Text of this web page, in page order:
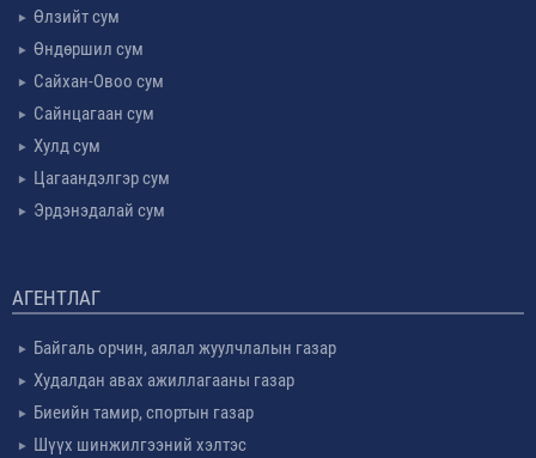
Өлзийт сум
Өндөршил сум
Сайхан-Овоо сум
Сайнцагаан сум
Хулд сум
Цагаандэлгэр сум
Эрдэнэдалай сум
АГЕНТЛАГ
Байгаль орчин, аялал жуулчлалын газар
Худалдан авах ажиллагааны газар
Биеийн тамир, спортын газар
Шүүх шинжилгээний хэлтэс